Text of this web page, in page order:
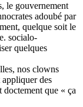
le gouvernement
adoubé par
quelque soit le
socialo-
quelques
nos clowns
des
doctement que « ça